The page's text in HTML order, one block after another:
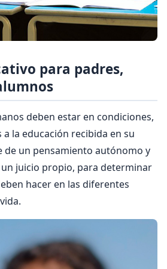
para padres,
deben estar en condiciones,
la educación recibida en su
de un pensamiento autónomo y
juicio propio, para determinar
hacer en las diferentes